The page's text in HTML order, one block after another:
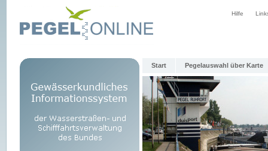
Hilfe
Start Pegelauswahl über Karte